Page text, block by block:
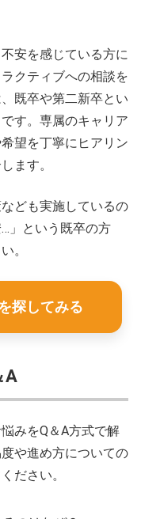
安を感じている方に
クティブへの相談を
既卒や第二新卒とい
す。専属のキャリア
望を丁寧にヒアリン
ます。
ども実施しているの
」という既卒の方
。
探してみる
A
みをQ＆A方式で解
や進め方についての
ださい。